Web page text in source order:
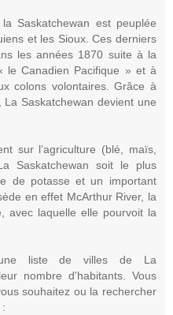
Saskatchewan est peuplée
et les Sioux. Ces derniers
les années 1870 suite à la
le Canadien Pacifique » et à
colons volontaires. Grâce à
La Saskatchewan devient une
sur l’agriculture (blé, maïs,
Saskatchewan soit le plus
de potasse et un important
en effet McArthur River, la
avec laquelle elle pourvoit la
une liste de villes de La
nombre d'habitants. Vous
souhaitez ou la rechercher